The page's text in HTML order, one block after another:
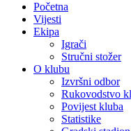
Početna
Vijesti
Ekipa
Igrači
Stručni stožer
O klubu
Izvršni odbor
Rukovodstvo
Povijest kluba
Statistike